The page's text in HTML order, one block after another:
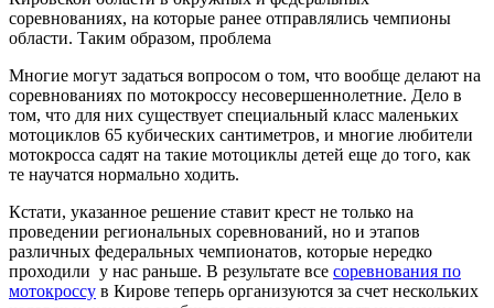
соревнованиях, на которые ранее отправлялись чемпионы
области. Таким образом, проблема
Многие могут задаться вопросом о том, что вообще делают на
соревнованиях по мотокроссу несовершеннолетние. Дело в
том, что для них существует специальный класс маленьких
мотоциклов 65 кубических сантиметров, и многие любители
мотокросса садят на такие мотоциклы детей еще до того, как
те научатся нормально ходить.
Кстати, указанное решение ставит крест не только на
проведении региональных соревнований, но и этапов
различных федеральных чемпионатов, которые нередко
проходили у нас раньше. В результате все соревнования по
мотокроссу в Кирове теперь организуются за счет нескольких